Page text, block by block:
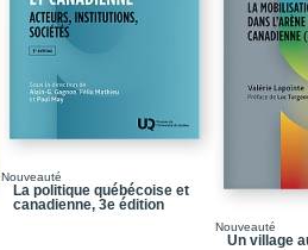
Chapitre 1 - La
Lectures
Chapitre 2 - La
Conclusion
Chapitre 3 - Les
famille
Nouveauté
La politique québécoise et
canadienne, 3e édition
Nouveauté
Un village